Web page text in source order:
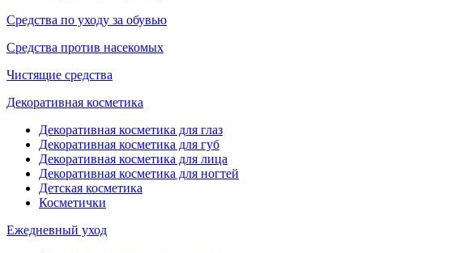
Средства по уходу за обувью
Средства против насекомых
Чистящие средства
Декоративная косметика
Декоративная косметика для глаз
Декоративная косметика для губ
Декоративная косметика для лица
Декоративная косметика для ногтей
Детская косметика
Косметички
Ежедневный уход